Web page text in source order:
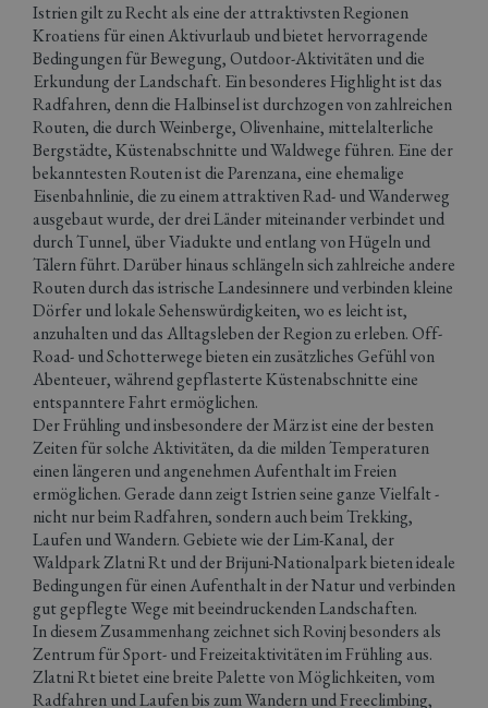
Istrien gilt zu Recht als eine der attraktivsten Regionen
Kroatiens für einen Aktivurlaub und bietet hervorragende
Bedingungen für Bewegung, Outdoor-Aktivitäten und die
Erkundung der Landschaft. Ein besonderes Highlight ist das
Radfahren, denn die Halbinsel ist durchzogen von zahlreichen
Routen, die durch Weinberge, Olivenhaine, mittelalterliche
Bergstädte, Küstenabschnitte und Waldwege führen. Eine der
bekanntesten Routen ist die Parenzana, eine ehemalige
Eisenbahnlinie, die zu einem attraktiven Rad- und Wanderweg
ausgebaut wurde, der drei Länder miteinander verbindet und
durch Tunnel, über Viadukte und entlang von Hügeln und
Tälern führt. Darüber hinaus schlängeln sich zahlreiche andere
Routen durch das istrische Landesinnere und verbinden kleine
Dörfer und lokale Sehenswürdigkeiten, wo es leicht ist,
anzuhalten und das Alltagsleben der Region zu erleben. Off-
Road- und Schotterwege bieten ein zusätzliches Gefühl von
Abenteuer, während gepflasterte Küstenabschnitte eine
entspanntere Fahrt ermöglichen.
Der Frühling und insbesondere der März ist eine der besten
Zeiten für solche Aktivitäten, da die milden Temperaturen
einen längeren und angenehmen Aufenthalt im Freien
ermöglichen. Gerade dann zeigt Istrien seine ganze Vielfalt -
nicht nur beim Radfahren, sondern auch beim Trekking,
Laufen und Wandern. Gebiete wie der Lim-Kanal, der
Waldpark Zlatni Rt und der Brijuni-Nationalpark bieten ideale
Bedingungen für einen Aufenthalt in der Natur und verbinden
gut gepflegte Wege mit beeindruckenden Landschaften.
In diesem Zusammenhang zeichnet sich Rovinj besonders als
Zentrum für Sport- und Freizeitaktivitäten im Frühling aus.
Zlatni Rt bietet eine breite Palette von Möglichkeiten, vom
Radfahren und Laufen bis zum Wandern und Freeclimbing,